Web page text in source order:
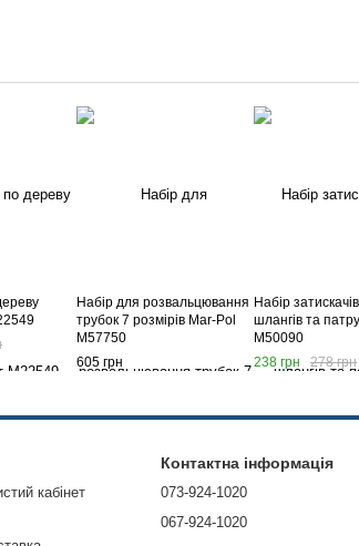
Набір для розвальцювання
трубок 7 розмірів Mar-Pol
M57750
605 грн
Набір
шлангів та
M50090
238 грн
278 грн
кабінет
Контактна інформація
073-924-1020
067-924-1020